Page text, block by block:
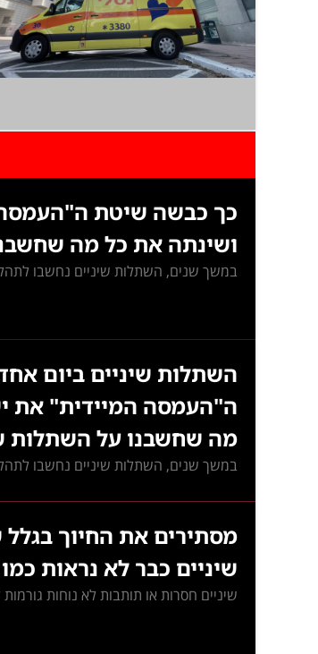
כך כבשה שיטת
ושינתה את כל מה
במשך שנים, השתלות שיניים נחשבו
השתלות שיניים ביום
ה"העמסה המיידית" את
מה שחשבנו על השתלות
במשך שנים, השתלות שיניים נחשבו
מסתירים את החיוך
שיניים כבר לא נראות
שיניים חסרות או תותבות לא נוחות